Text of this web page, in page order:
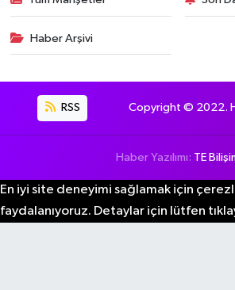
Haber Arşivi
RSS Copyright © 2022.
Haber Yazılımı: TE
En iyi site deneyimi sağlamak için
faydalanıyoruz. Detaylar için lütfen